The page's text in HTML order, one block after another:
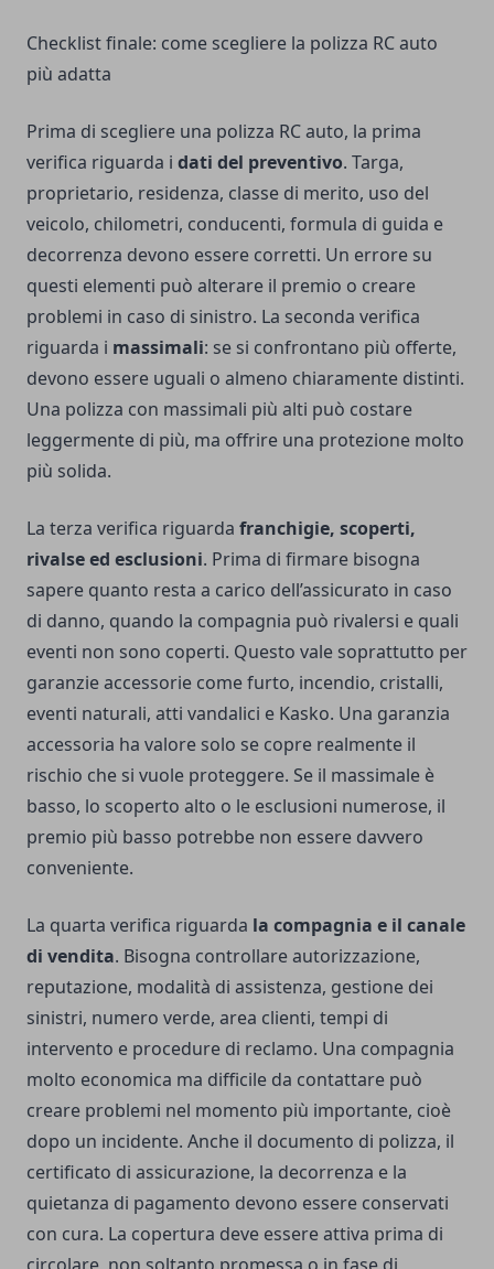
Checklist finale: come scegliere la polizza RC auto
più adatta
Prima di scegliere una polizza RC auto, la prima
verifica riguarda i dati del preventivo. Targa,
proprietario, residenza, classe di merito, uso del
veicolo, chilometri, conducenti, formula di guida e
decorrenza devono essere corretti. Un errore su
questi elementi può alterare il premio o creare
problemi in caso di sinistro. La seconda verifica
riguarda i massimali: se si confrontano più offerte,
devono essere uguali o almeno chiaramente distinti.
Una polizza con massimali più alti può costare
leggermente di più, ma offrire una protezione molto
più solida.
La terza verifica riguarda franchigie, scoperti,
rivalse ed esclusioni. Prima di firmare bisogna
sapere quanto resta a carico dell’assicurato in caso
di danno, quando la compagnia può rivalersi e quali
eventi non sono coperti. Questo vale soprattutto per
garanzie accessorie come furto, incendio, cristalli,
eventi naturali, atti vandalici e Kasko. Una garanzia
accessoria ha valore solo se copre realmente il
rischio che si vuole proteggere. Se il massimale è
basso, lo scoperto alto o le esclusioni numerose, il
premio più basso potrebbe non essere davvero
conveniente.
La quarta verifica riguarda la compagnia e il canale
di vendita. Bisogna controllare autorizzazione,
reputazione, modalità di assistenza, gestione dei
sinistri, numero verde, area clienti, tempi di
intervento e procedure di reclamo. Una compagnia
molto economica ma difficile da contattare può
creare problemi nel momento più importante, cioè
dopo un incidente. Anche il documento di polizza, il
certificato di assicurazione, la decorrenza e la
quietanza di pagamento devono essere conservati
con cura. La copertura deve essere attiva prima di